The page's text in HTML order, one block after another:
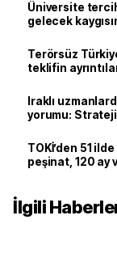
Üniversite
gelecek
Terörsüz
teklifin
Iraklı
yorumu:
TOKİ’den 51
peşinat, 120 ay
İlgili